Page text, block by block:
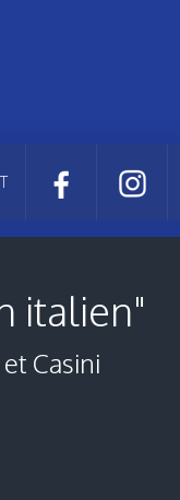
italien"
Casini